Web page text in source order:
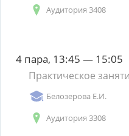
Аудитория 3408
4 пара, 13:45 — 15:05
Практическое
Белозерова Е.И.
Аудитория 3308